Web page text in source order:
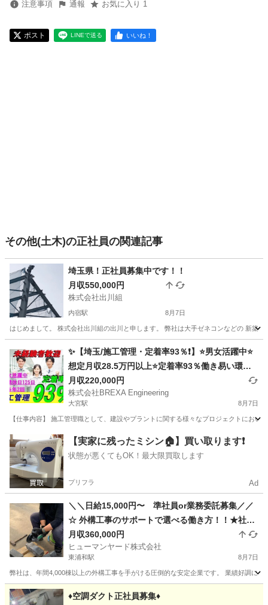
注意事項 通報 お気に入り 1
ポスト LINEで送る いいね！
その他(土木)の正社員の関連記事
埼玉県！正社員募集中です！！
月収550,000円
株式会社出川組
内宿駅 8月7日
はじめまして。 株式会社出川組の出川と申します。 弊社は大手ゼネコンなどの 新築
内宿駅 鳶職 協力会社
✨【埼玉/施工管理・定着率93％❗】⭐男女活躍中⭐
想定月収28.5万円以上⭐定着率93％働き易い環境
🎶／未経験者積極採用◎選考１回⭐未経験者でも安
心サポート🔰/国家資格が取得できる‼️
月収220,000円
株式会社BREXA Engineering
大宮駅 8月7日
【仕事内容】 施工管理職として、建設やプラントに関する様々なプロジェクトにお
さいたま市 大宮駅 施工管理
【実家に残ったミシン🏠】買い取ります❗️
状態が悪くてもOK！最大限買取します
プリフラ Ad
＼＼日給15,000円〜 準社員or業務委託募集／／
☆ 外構工事のサポートで選べる働き方！！★社用
車貸与ｘガソリン代支給
月収360,000円
ヒューマンヤード株式会社
東浦和駅 8月7日
弊社は、年間4,000棟以上の外構工事を手がける圧倒的な安定企業です。 業績好調に
埼玉 川口市 東浦和駅 その他
♦空調ダクト正社員募集♦